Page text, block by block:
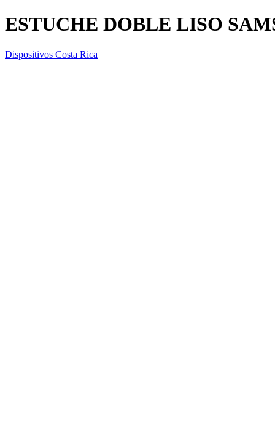
ESTUCHE DOBLE LISO
Dispositivos Costa Rica